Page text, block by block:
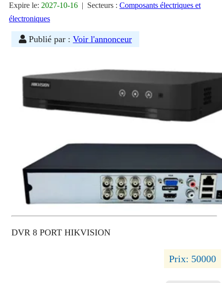
Expire le: 2027-10-16 | Secteurs : Composants électriques et
électroniques
Publié par : Voir l'annonceur
DVR 8 PORT HIKVISION
Prix: 50000